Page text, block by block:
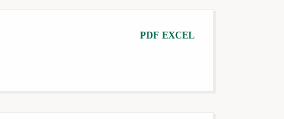
PDF EXCEL